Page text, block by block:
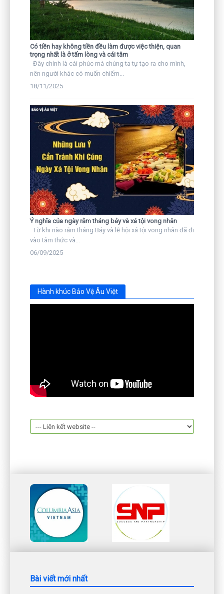
Có tiền hay không tiền đều làm được việc thiện, quan
trọng nhất là ở tấm lòng và cái tâm
Đây chính là cái phúc mà chúng ta tự tạo ra cho mình,
nên người khác có muốn chiếm...
18/11/2025
Ý nghĩa của ngày rằm tháng bảy và xá tội vong nhân
Từ khi nào rằm tháng Bảy và lễ hội xá tội vong nhân đã đi
vào tâm thức và...
06/09/2025
Hành khúc Bảo Vệ Âu Việt
Bài viết mới nhất